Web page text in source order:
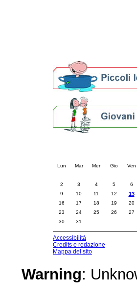
Lun Mar Mer Gio Ven
2
3 4 5 6
9
10 11 12 13
16
17 18 19 20
23
24 25 26 27
30
31
Accessibilità
Credits e redazione
Mappa del sito
Warning: